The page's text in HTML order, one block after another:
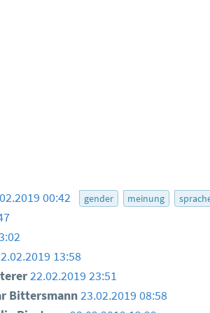
00:42 gender meinung
13:58
22.02.2019 23:51
Bittersmann23.02.2019 08:58